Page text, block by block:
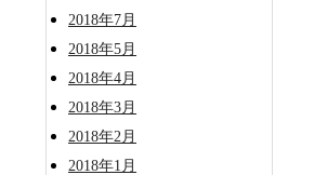
2018年7月
2018年5月
2018年4月
2018年3月
2018年2月
2018年1月